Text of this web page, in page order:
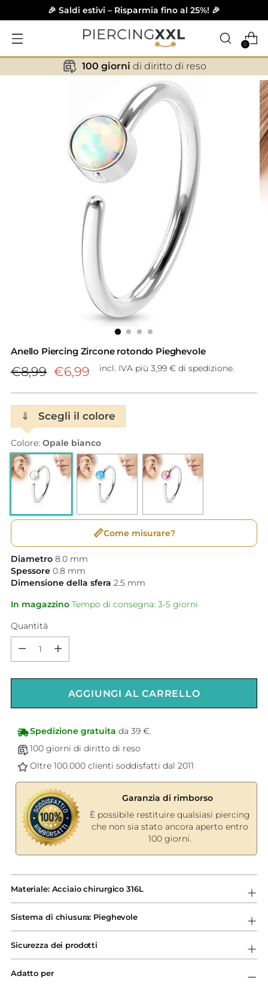
🎉 Saldi estivi – Risparmia fino al 25%! 🎉
0
✕
100 giorni di diritto di reso
Anello Piercing Zircone rotondo Pieghevole
Prezzo
listino
€8,99 €6,99 incl. IVA più 3,99 € di spedizione.
⇓ Scegli il colore
Colore: Opale bianco
📏Come misurare?
Diametro 8.0 mm
Spessore 0.8 mm
Dimensione della sfera 2.5 mm
In magazzino Tempo di consegna: 3-5 giorni
Quantità
AGGIUNGI AL CARRELLO
Spedizione gratuita da 39 €.
100 giorni di diritto di reso
Oltre 100.000 clienti soddisfatti dal 2011
Garanzia di rimborso
È possibile restituire qualsiasi piercing
che non sia stato ancora aperto entro
100 giorni.
prodotto
al
carrello...
Materiale: Acciaio chirurgico 316L
Sistema di chiusura: Pieghevole
Sicurezza dei prodotti
Adatto per